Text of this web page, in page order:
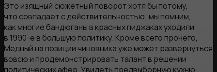
Это изящный сюжетный поворот хотя бы потому,
что совпадает с действительностью: мы помним,
как многие бандюганы в красных пиджаках уходили
в 1990-е в большую политику. Кроме всего прочего,
Медный на позиции чиновника уже может развернуться
вовсю и продемонстрировать талант в решении
политических афер. Увидеть предвыборную кухню